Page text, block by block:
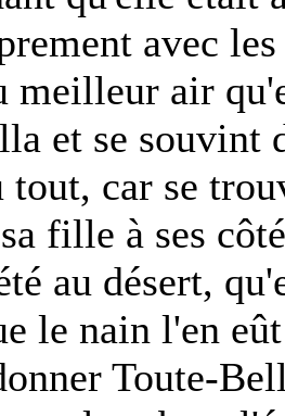
avec
meilleur air
et se
car se
fille à ses
au désert,
le nain l'en
Toute-